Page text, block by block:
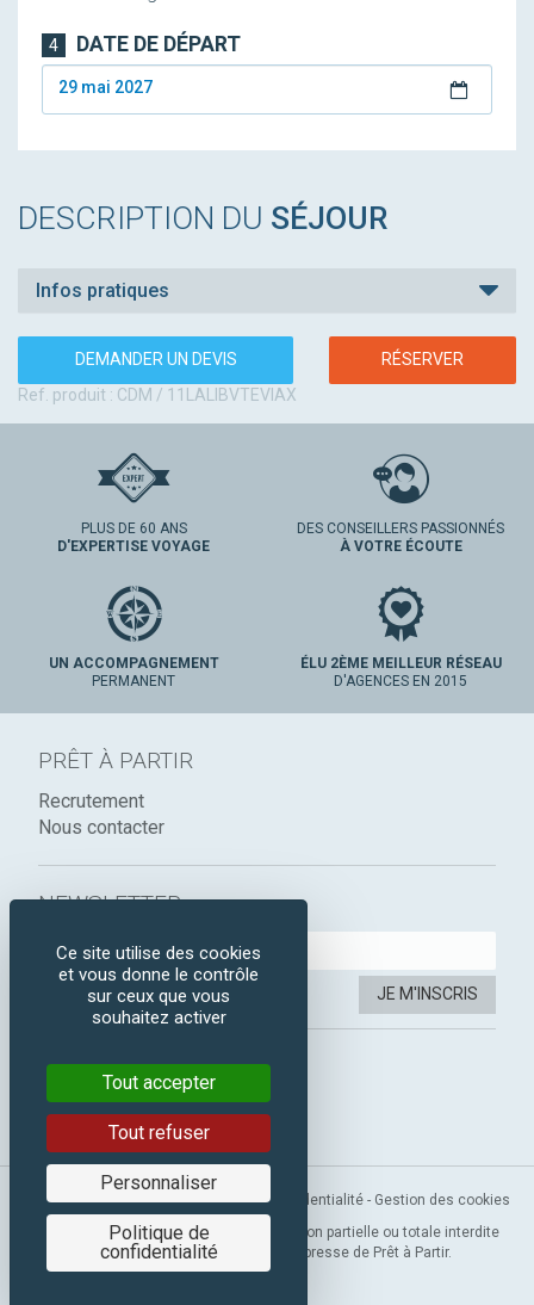
4 DATE DE DÉPART
29 mai 2027
DESCRIPTION DU SÉJOUR
Infos pratiques
DEMANDER UN DEVIS
RÉSERVER
Ref. produit : CDM / 11LALIBVTEVIAX
PLUS DE 60 ANS
D'EXPERTISE VOYAGE
DES CONSEILLERS PASSIONNÉS
À VOTRE ÉCOUTE
UN ACCOMPAGNEMENT
PERMANENT
ÉLU 2ÈME MEILLEUR RÉSEAU
D'AGENCES EN 2015
PRÊT À PARTIR
Recrutement
Nous contacter
NEWSLETTER :
JE M'INSCRIS
SUIVEZ-NOUS :
Facebook
Instagram
Mentions légales-CGV-Politique de confidentialité - Gestion des cookies
Copyright 2019 © Prêt à Partir. Reproduction partielle ou totale interdite
sans l’autorisation préalable et expresse de Prêt à Partir.
Ce site utilise des cookies
et vous donne le contrôle
sur ceux que vous
souhaitez activer
Tout accepter
Tout refuser
Personnaliser
Politique de
confidentialité